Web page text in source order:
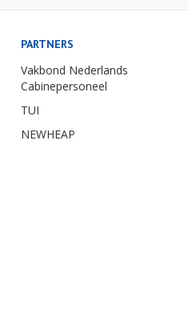
PARTNERS
Vakbond Nederlands
Cabinepersoneel
TUI
NEWHEAP